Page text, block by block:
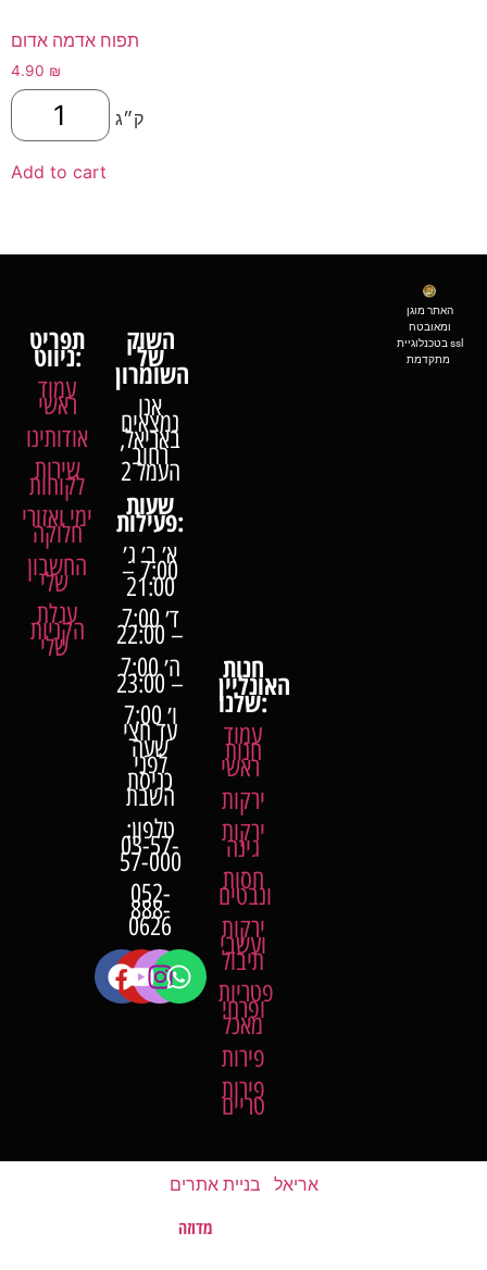
תפוח אדמה אדום
4.90 ₪
ק״ג
Add to cart
תפריט
ניווט:
עמוד
ראשי
אודותינו
שירות
לקוחות
ימי ואזורי
חלוקה
החשבון
שלי
עגלת
הקניות
שלי
השוק
של
אנו
נמצאים
באריאל,
רחוב
העמל 2
שעותפעילות:
א׳ ב׳ ג׳
7:00 –
21:00
ד׳ 7:00
– 22:00
ה׳ 7:00
– 23:00
ו׳ 7:00
עד חצי
שעה
לפני
כניסת
השבת
טלפון:
03-57-
57-000
052-
888-
0626
חנות
האונליין
שלנו:
עמוד
חנות
ראשי
ירקות
ירקות
גינה
חסות
ונבטים
ירקות
ועשבי
תיבול
פטריות
ופרחי
מאכל
פירות
פירות
טריים
האתר מוגן
ומאובטח
בטכנלוגיית ssl
אריאל בניית אתרים
האתר נבנה על ידימדוזה